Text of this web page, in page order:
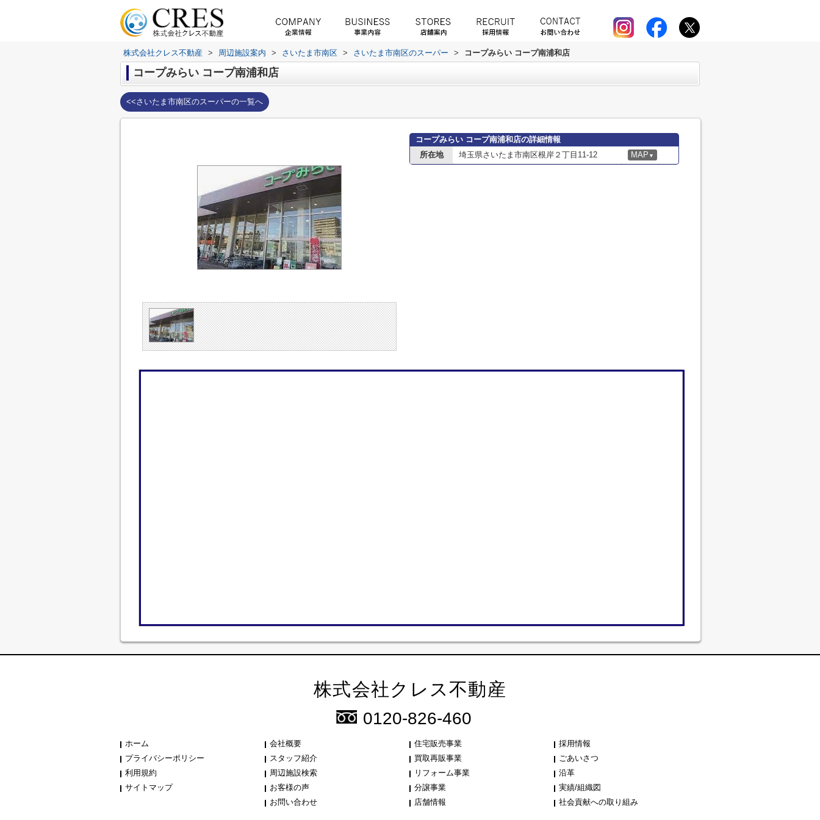
株式会社クレス不動産 > 周辺施設案内 > さいたま市南区 > さいたま市南区のスーパー > コープみらい コープ南浦和店
コープみらい コープ南浦和店
<<さいたま市南区のスーパーの一覧へ
コープみらい コープ南浦和店の詳細情報
所在地
埼玉県さいたま市南区根岸２丁目11-12 MAP ▼
株式会社クレス不動産
0120-826-460
ホーム
プライバシーポリシー
利用規約
サイトマップ
会社概要
スタッフ紹介
周辺施設検索
お客様の声
お問い合わせ
住宅販売事業
買取再販事業
リフォーム事業
分譲事業
店舗情報
採用情報
ごあいさつ
沿革
実績/組織図
社会貢献への取り組み